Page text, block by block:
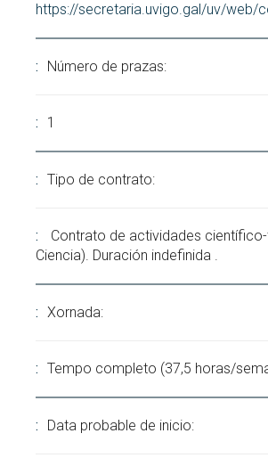
https://secretaria.uvigo.gal/uv/
Número de prazas:
1
Tipo de contrato:
Contrato de actividades
Ciencia). Duración indefinida .
Xornada:
Tempo completo (37,5 horas/
Data probable de inicio: